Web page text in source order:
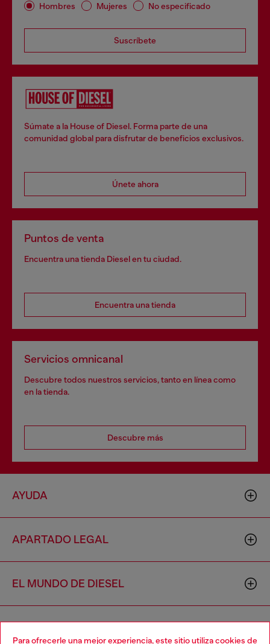
Para ofrecerle una mejor experiencia, este sitio utiliza cookies de
Hombres Mujeres No especificado
Suscríbete
Súmate a la House of Diesel. Forma parte de una
comunidad global para disfrutar de beneficios exclusivos.
Únete ahora
Puntos de venta
Encuentra una tienda Diesel en tu ciudad.
Encuentra una tienda
Servicios omnicanal
Descubre todos nuestros servicios, tanto en línea como
en la tienda.
Descubre más
AYUDA
APARTADO LEGAL
EL MUNDO DE DIESEL